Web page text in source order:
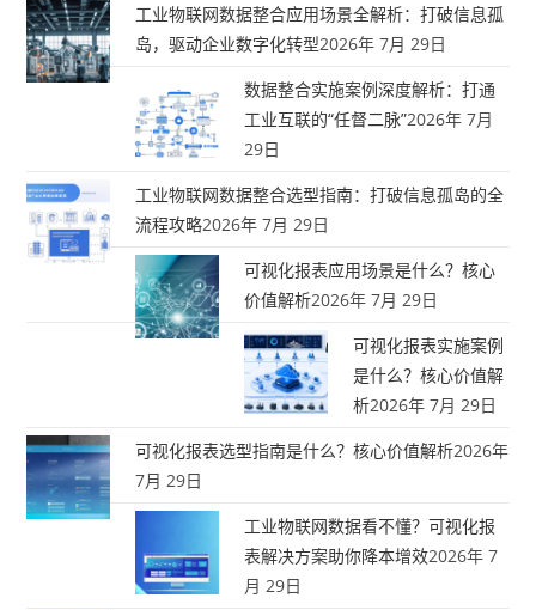
工业物联网数据整合应用场景全解析：打破信息孤
岛，驱动企业数字化转型2026年 7月 29日
数据整合实施案例深度解析：打通
工业互联的“任督二脉”2026年 7月
29日
工业物联网数据整合选型指南：打破信息孤岛的全
流程攻略2026年 7月 29日
可视化报表应用场景是什么？核心
价值解析2026年 7月 29日
可视化报表实施案例
是什么？核心价值解
析2026年 7月 29日
可视化报表选型指南是什么？核心价值解析2026年
7月 29日
工业物联网数据看不懂？可视化报
表解决方案助你降本增效2026年 7
月 29日